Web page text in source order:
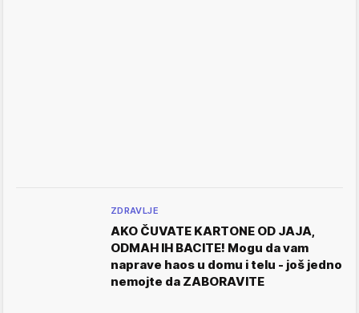
ZDRAVLJE
AKO ČUVATE KARTONE OD JAJA,
ODMAH IH BACITE! Mogu da vam
naprave haos u domu i telu - još jedno
nemojte da ZABORAVITE